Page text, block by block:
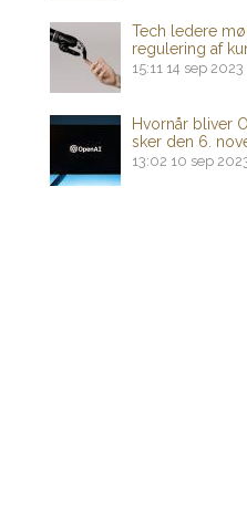
Tech ledere
regulering af
15:11 14 sep 2023
Hvornår bliver
sker den 6.
13:02 10 sep